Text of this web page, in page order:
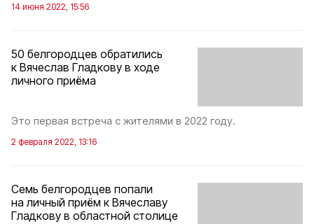
14 июня 2022, 15:56
50 белгородцев обратились
к Вячеслав Гладкову в ходе
личного приёма
Это первая встреча с жителями в 2022 году.
2 февраля 2022, 13:16
Семь белгородцев попали
на личный приём к Вячеславу
Гладкову в областной столице